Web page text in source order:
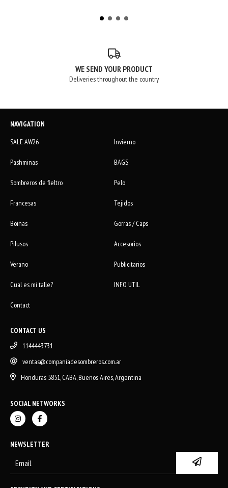
WE SEND YOUR PRODUCT
Deliveries throughout the country
NAVIGATION
SALE AW26
Invierno
Pashminas BAGS
Sombreros de fieltro Pelo
Francesas Tejidos
Boinas Gorras / Caps
Pilusos Accesorios
Verano Publicitarios
Cual es mi talle? INFO UTIL
Contact
CONTACT US
1144443731
ventas@companiadesombreros.com.ar
Honduras 5851, CABA, Buenos Aires, Argentina
SOCIAL NETWORKS
NEWSLETTER